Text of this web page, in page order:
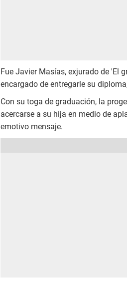
Fue Javier Masías, exjurado de 'El
encargado de entregarle su
Con su toga de graduación, la
acercarse a su hija en medio de
emotivo mensaje.